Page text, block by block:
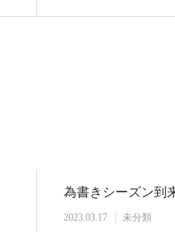
為書きシーズン到
2023.03.17 未分類